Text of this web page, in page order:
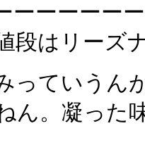
ーーーーー
段はリーズ
っていうん
ん。凝った